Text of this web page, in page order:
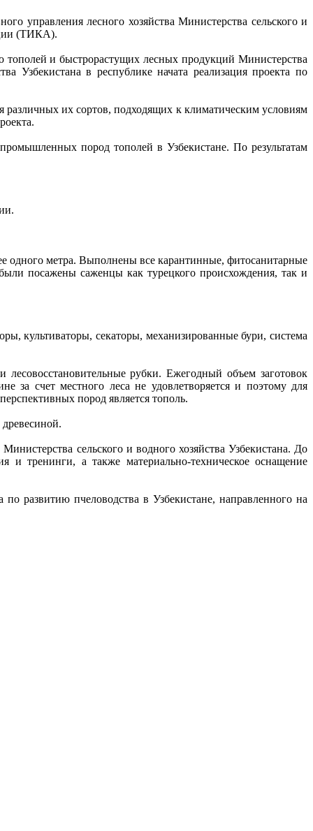
управления лесного хозяйства Министерства сельского и
(ТИКА).
и быстрорастущих лесных продукций Министерства
Узбекистана в республике начата реализация проекта по
их сортов, подходящих к климатическим условиям
пород тополей в Узбекистане. По результатам
одного метра. Выполнены все карантинные, фитосанитарные
посажены саженцы как турецкого происхождения, так и
культиваторы, секаторы, механизированные бури, система
рубки. Ежегодный объем заготовок
за счет местного леса не удовлетворяется и поэтому для
пород является тополь.
сельского и водного хозяйства Узбекистана. До
тренинги, а также материально-техническое оснащение
развитию пчеловодства в Узбекистане, направленного на